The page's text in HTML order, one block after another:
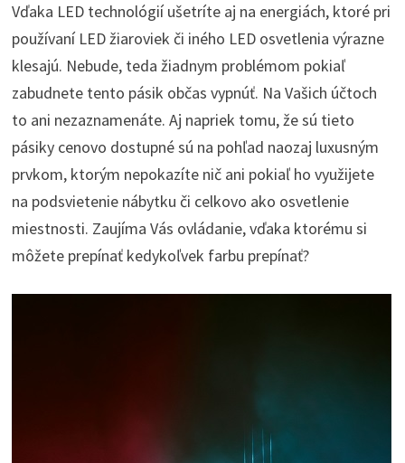
Vďaka LED technológií ušetríte aj na energiách, ktoré pri
používaní LED žiaroviek či iného LED osvetlenia výrazne
klesajú. Nebude, teda žiadnym problémom pokiaľ
zabudnete tento pásik občas vypnúť. Na Vašich účtoch
to ani nezaznamenáte. Aj napriek tomu, že sú tieto
pásiky cenovo dostupné sú na pohľad naozaj luxusným
prvkom, ktorým nepokazíte nič ani pokiaľ ho využijete
na podsvietenie nábytku či celkovo ako osvetlenie
miestnosti. Zaujíma Vás ovládanie, vďaka ktorému si
môžete prepínať kedykoľvek farbu prepínať?